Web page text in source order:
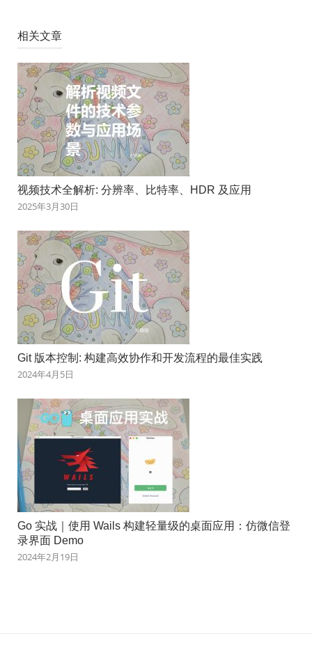
相关文章
视频技术全解析: 分辨率、比特率、HDR 及应用
2025年3月30日
Git 版本控制: 构建高效协作和开发流程的最佳实践
2024年4月5日
Go 实战｜使用 Wails 构建轻量级的桌面应用：仿微信登
录界面 Demo
2024年2月19日